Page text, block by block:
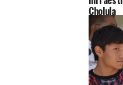
Cholula